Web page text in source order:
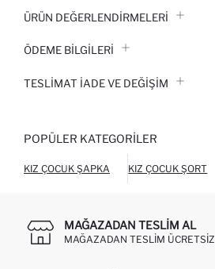
ÜRÜN DEĞERLENDİRMELERİ
ÖDEME BİLGİLERİ
TESLIMAT İADE VE DEĞIŞIM
POPÜLER KATEGORILER
KIZ ÇOCUK ŞAPKA KIZ ÇOCUK ŞORT
MAĞAZADAN TESLIM AL
MAĞAZADAN TESLIM ÜCRETSIZ